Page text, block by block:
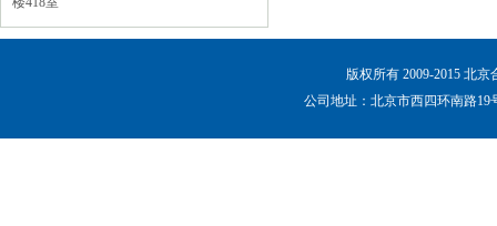
版权所有 2009-2015 北
公司地址：北京市西四环南路